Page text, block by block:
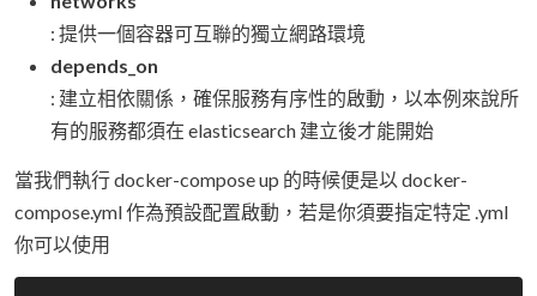
: 提供一個容器可互聯的獨立網路環境
depends_on
: 建立相依關係，確保服務有序性的啟動，以本例來說所
有的服務都須在 elasticsearch 建立後才能開始
當我們執行 docker-compose up 的時候便是以 docker-
compose.yml 作為預設配置啟動，若是你須要指定特定 .yml
你可以使用